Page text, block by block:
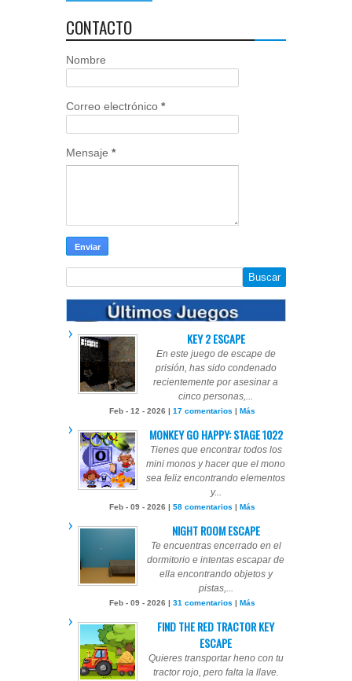
CONTACTO
Nombre
Correo electrónico *
Mensaje *
KEY 2 ESCAPE
En este juego de escape de
prisión, has sido condenado
recientemente por asesinar a
cinco personas,...
Feb - 12 - 2026 | 17 comentarios | Más
MONKEY GO HAPPY: STAGE 1022
Tienes que encontrar todos los
mini monos y hacer que el mono
sea feliz encontrando elementos
y...
Feb - 09 - 2026 | 58 comentarios | Más
NIGHT ROOM ESCAPE
Te encuentras encerrado en el
dormitorio e intentas escapar de
ella encontrando objetos y
pistas,...
Feb - 09 - 2026 | 31 comentarios | Más
FIND THE RED TRACTOR KEY
ESCAPE
Quieres transportar heno con tu
tractor rojo, pero falta la llave.